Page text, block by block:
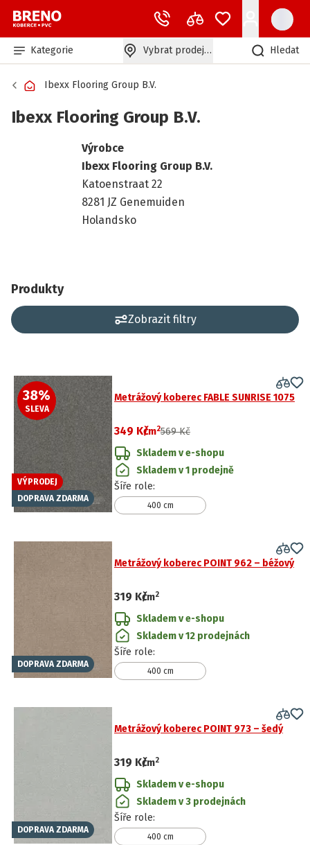
Kategorie Vybrat prodejnu Hledat
Ibexx Flooring Group B.V.
Ibexx Flooring Group B.V.
Výrobce
Ibexx Flooring Group B.V.
Katoenstraat 22
8281 JZ Genemuiden
Holandsko
Produkty
Zobrazit filtry
38%
SLEVA
VÝPRODEJ
DOPRAVA ZDARMA
Metrážový koberec FABLE SUNRISE 1075
349 Kč
/m2569 Kč
Skladem v e-shopu
Skladem v 1 prodejně
Šíře role:
400 cm
DOPRAVA ZDARMA
Metrážový koberec POINT 962 – béžový
319 Kč
/m2
Skladem v e-shopu
Skladem v 12 prodejnách
Šíře role:
400 cm
DOPRAVA ZDARMA
Metrážový koberec POINT 973 – šedý
319 Kč
/m2
Skladem v e-shopu
Skladem v 3 prodejnách
Šíře role:
400 cm